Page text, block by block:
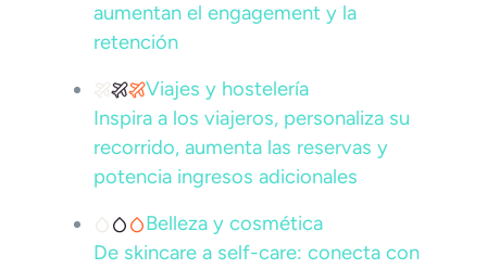
aumentan el engagement y la
retención
Viajes y hostelería
Inspira a los viajeros, personaliza su
recorrido, aumenta las reservas y
potencia ingresos adicionales
Belleza y cosmética
De skincare a self-care: conecta con